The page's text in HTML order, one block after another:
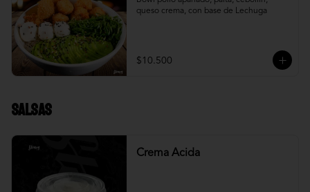
queso crema, con base de Lechuga
$10.500
Salsas
Crema Acida